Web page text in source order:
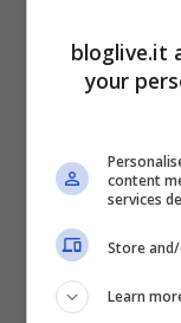
Seconda
dopoguerra
secolo
bloglive.it
your
content
services
Store
Learn